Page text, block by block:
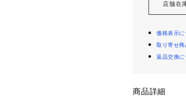
店舗在
価格表示に
取り寄せ商
返品交換に
商品詳細